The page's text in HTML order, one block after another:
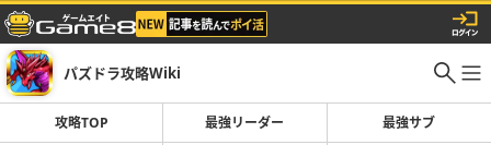
パズドラ攻略Wiki
攻略TOP 最強リーダー 最強サブ